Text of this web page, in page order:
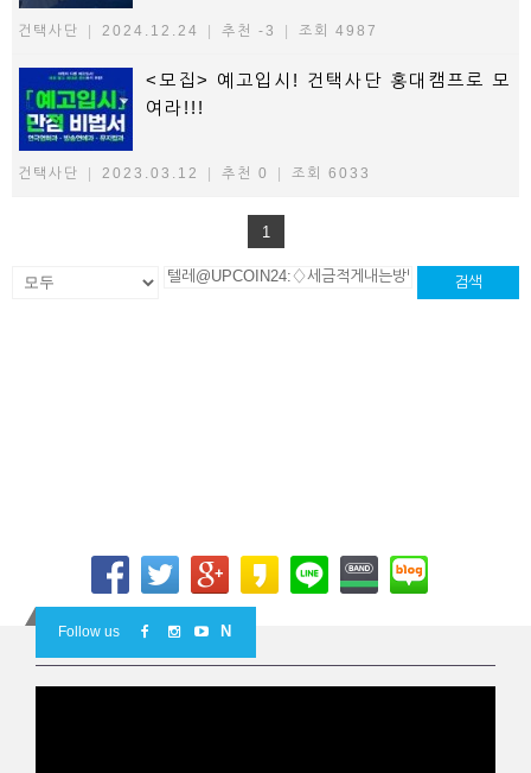
건택사단 2024.12.24 추천 -3 조회 4987
<모집> 예고입시! 건택사단 홍대캠프로 모
여라!!!
건택사단 2023.03.12 추천 0 조회 6033
1
검색
Follow us N